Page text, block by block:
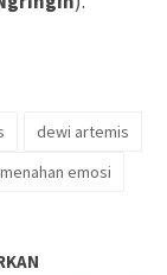
dewi artemis
menahan emosi